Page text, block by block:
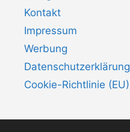
Kontakt
Impressum
Werbung
Datenschutzerklärung
Cookie-Richtlinie (EU)